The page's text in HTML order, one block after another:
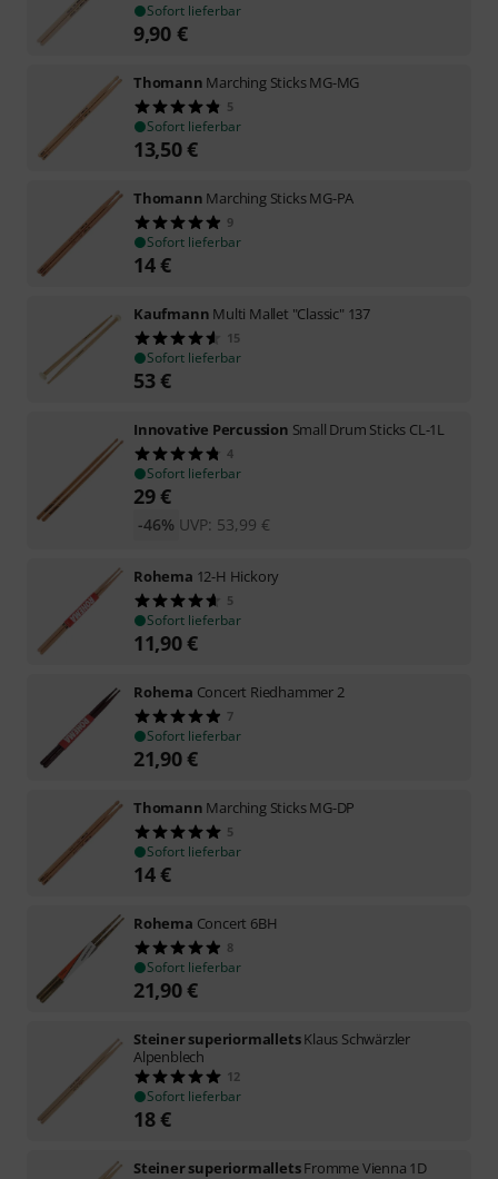
Sofort lieferbar
9,90 €
Thomann Marching Sticks MG-MG
5
Sofort lieferbar
13,50€
Thomann Marching Sticks MG-PA
9
Sofort lieferbar
14€
Kaufmann Multi Mallet "Classic" 137
15
Sofort lieferbar
53€
Innovative Percussion Small Drum Sticks CL-1L
4
Sofort lieferbar
29€
UVP: 53,99 €
-46%
Rohema 12-H Hickory
5
Sofort lieferbar
11,90€
Rohema Concert Riedhammer 2
7
Sofort lieferbar
21,90€
Thomann Marching Sticks MG-DP
5
Sofort lieferbar
14€
Rohema Concert 6BH
8
Sofort lieferbar
21,90€
Steiner superiormalletsKlaus Schwärzler
Alpenblech
12
Sofort lieferbar
18€
Steiner superiormalletsFromme Vienna 1D